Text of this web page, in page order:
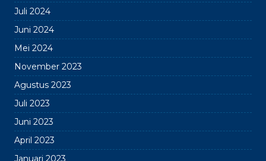
Juli 2024
Juni 2024
Mei 2024
November 2023
Agustus 2023
Juli 2023
Juni 2023
April 2023
Januari 2023